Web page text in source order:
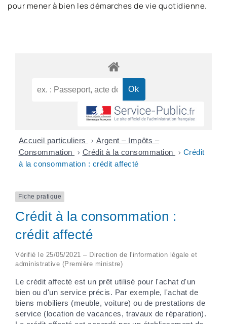
pour mener à bien les démarches de vie quotidienne.
Accueil particuliers > Argent – Impôts –
Consommation
> Crédit à la consommation > Crédit
à la consommation : crédit affecté
Fiche pratique
Crédit à la consommation :
crédit affecté
Vérifié le 25/05/2021 – Direction de l'information légale et
administrative (Première ministre)
Le crédit affecté est un prêt utilisé pour l'achat d'un
bien ou d'un service précis. Par exemple, l'achat de
biens mobiliers (meuble, voiture) ou de prestations de
service (location de vacances, travaux de réparation).